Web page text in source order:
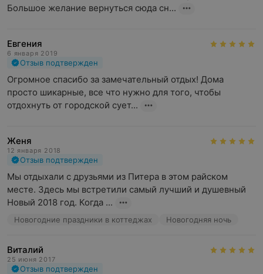
Большое желание вернуться сюда сн...
Евгения
6 января 2019
Отзыв подтвержден
Огромное спасибо за замечательный отдых! Дома
просто шикарные, все что нужно для того, чтобы
отдохнуть от городской сует...
Женя
12 января 2018
Отзыв подтвержден
Мы отдыхали с друзьями из Питера в этом райском
месте. Здесь мы встретили самый лучший и душевный
Новый 2018 год. Когда ...
Новогодние праздники в коттеджах Новогодняя ночь
Виталий
25 июня 2017
Отзыв подтвержден